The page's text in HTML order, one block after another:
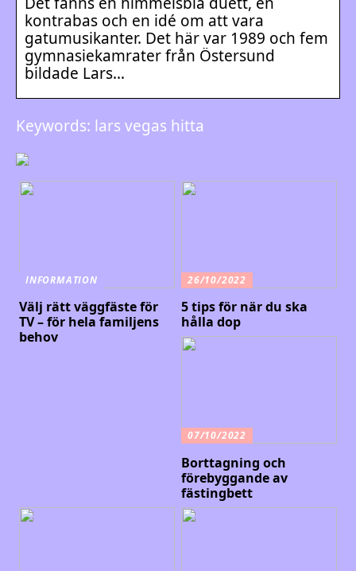
kontrabas och en idé om att vara
gatumusikanter. Det här var 1989 och fem
gymnasiekamrater från Östersund
bildade Lars…
Keywords: lars vegas hitta
INFORMATION
Välj rätt väggfäste för
TV – för hela familjens
behov
26/10/2022
5 tips för när du ska
hålla dop
07/10/2022
Borttagning och
förebyggande av
fästingbett